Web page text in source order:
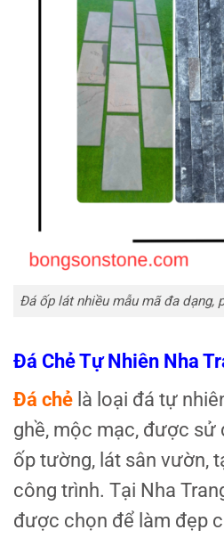
Đá ốp lát nhiều mẫu mã đa dạng,
Đá Chẻ Tự Nhiên Nha
Đá chẻ là loại đá tự
ghề, mộc mạc, được sử
ốp tường, lát sân vườn,
công trình. Tại Nha
được chọn để làm đẹp